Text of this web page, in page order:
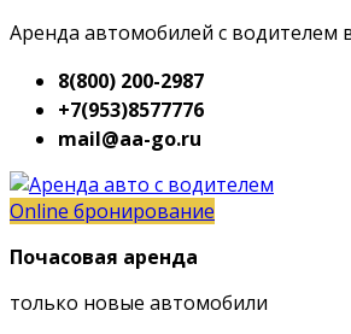
Аренда автомобилей с водителем
8(800) 200-2987
+7(953)8577776
mail@aa-go.ru
Online бронирование
Почасовая аренда
только новые автомобили